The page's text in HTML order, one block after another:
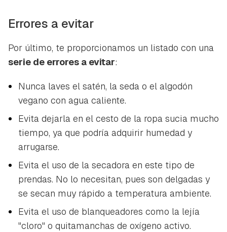
Errores a evitar
Por último, te proporcionamos un listado con una
serie de errores a evitar:
Nunca laves el satén, la seda o el algodón
vegano con agua caliente.
Evita dejarla en el cesto de la ropa sucia mucho
tiempo, ya que podría adquirir humedad y
arrugarse.
Evita el uso de la secadora en este tipo de
prendas. No lo necesitan, pues son delgadas y
se secan muy rápido a temperatura ambiente.
Evita el uso de blanqueadores como la lejía
"cloro" o quitamanchas de oxígeno activo.